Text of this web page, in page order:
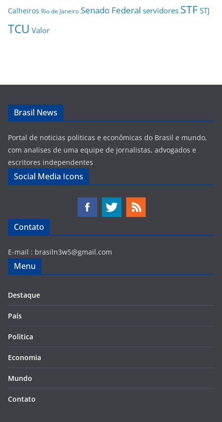
Calheiros Rio de Janeiro Senado Federal servidores STF STJ
TCU Valor
Brasil News
Portal de noticias politicas e econômicas do Brasil e mundo,
com analises de uma equipe de jornalistas, advogados e
escritores independentes
Social Media Icons
Contato
E-mail : brasiln3w5@gmail.com
Menu
Destaque
País
Politica
Economia
Mundo
Contato